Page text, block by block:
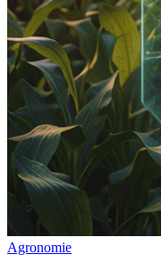
Agronomie